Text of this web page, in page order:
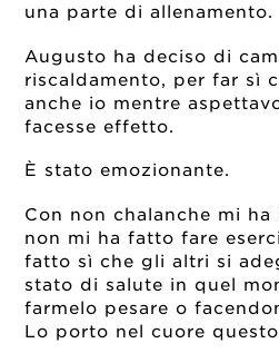
una parte di allenamento.
Augusto ha deciso di
riscaldamento, per far sì
anche io mentre
facesse effetto.
È stato emozionante.
Con non chalanche mi ha
non mi ha fatto fare
fatto sì che gli altri si
stato di salute in quel
farmelo pesare o
Lo porto nel cuore